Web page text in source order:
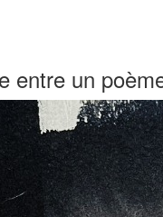
entre un